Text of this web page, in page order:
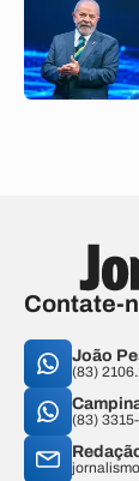
Contate-
João
(83)
(83)